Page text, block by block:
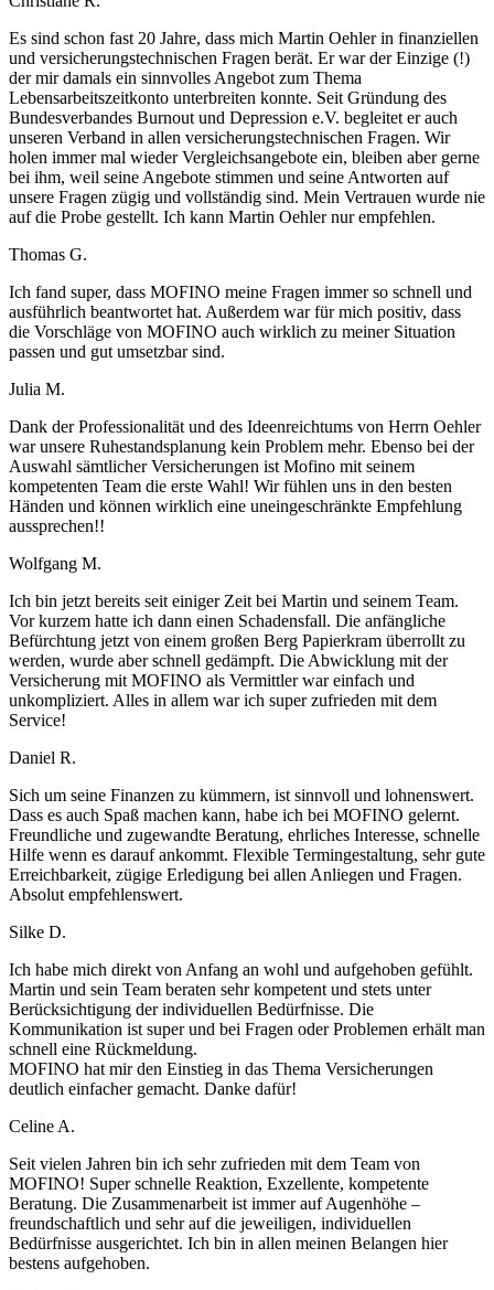
Es sind schon fast 20 Jahre, dass mich Martin Oehler in finanziellen
und versicherungstechnischen Fragen berät. Er war der Einzige (!)
der mir damals ein sinnvolles Angebot zum Thema
Lebensarbeitszeitkonto unterbreiten konnte. Seit Gründung des
Bundesverbandes Burnout und Depression e.V. begleitet er auch
unseren Verband in allen versicherungstechnischen Fragen. Wir
holen immer mal wieder Vergleichsangebote ein, bleiben aber gerne
bei ihm, weil seine Angebote stimmen und seine Antworten auf
unsere Fragen zügig und vollständig sind. Mein Vertrauen wurde nie
auf die Probe gestellt. Ich kann Martin Oehler nur empfehlen.
Thomas G.
Ich fand super, dass MOFINO meine Fragen immer so schnell und
ausführlich beantwortet hat. Außerdem war für mich positiv, dass
die Vorschläge von MOFINO auch wirklich zu meiner Situation
passen und gut umsetzbar sind.
Julia M.
Dank der Professionalität und des Ideenreichtums von Herrn Oehler
war unsere Ruhestandsplanung kein Problem mehr. Ebenso bei der
Auswahl sämtlicher Versicherungen ist Mofino mit seinem
kompetenten Team die erste Wahl! Wir fühlen uns in den besten
Händen und können wirklich eine uneingeschränkte Empfehlung
aussprechen!!
Wolfgang M.
Ich bin jetzt bereits seit einiger Zeit bei Martin und seinem Team.
Vor kurzem hatte ich dann einen Schadensfall. Die anfängliche
Befürchtung jetzt von einem großen Berg Papierkram überrollt zu
werden, wurde aber schnell gedämpft. Die Abwicklung mit der
Versicherung mit MOFINO als Vermittler war einfach und
unkompliziert. Alles in allem war ich super zufrieden mit dem
Service!
Daniel R.
Sich um seine Finanzen zu kümmern, ist sinnvoll und lohnenswert.
Dass es auch Spaß machen kann, habe ich bei MOFINO gelernt.
Freundliche und zugewandte Beratung, ehrliches Interesse, schnelle
Hilfe wenn es darauf ankommt. Flexible Termingestaltung, sehr gute
Erreichbarkeit, zügige Erledigung bei allen Anliegen und Fragen.
Absolut empfehlenswert.
Silke D.
Ich habe mich direkt von Anfang an wohl und aufgehoben gefühlt.
Martin und sein Team beraten sehr kompetent und stets unter
Berücksichtigung der individuellen Bedürfnisse. Die
Kommunikation ist super und bei Fragen oder Problemen erhält man
schnell eine Rückmeldung.
MOFINO hat mir den Einstieg in das Thema Versicherungen
deutlich einfacher gemacht. Danke dafür!
Celine A.
Seit vielen Jahren bin ich sehr zufrieden mit dem Team von
MOFINO! Super schnelle Reaktion, Exzellente, kompetente
Beratung. Die Zusammenarbeit ist immer auf Augenhöhe –
freundschaftlich und sehr auf die jeweiligen, individuellen
Bedürfnisse ausgerichtet. Ich bin in allen meinen Belangen hier
bestens aufgehoben.